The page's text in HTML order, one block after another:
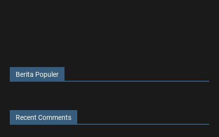
Berita Populer
Recent Comments